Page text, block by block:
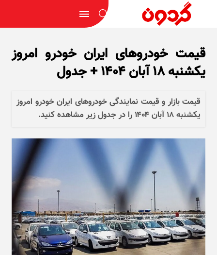
قیمت خودرو‌های ایران خودرو امروز
یکشنبه ۱۸ آبان ۱۴۰۴ + جدول
قیمت بازار و قیمت نمایندگی خودرو‌های ایران خودرو امروز
یکشنبه ۱۸ آبان ۱۴۰۴ را در جدول زیر مشاهده کنید.